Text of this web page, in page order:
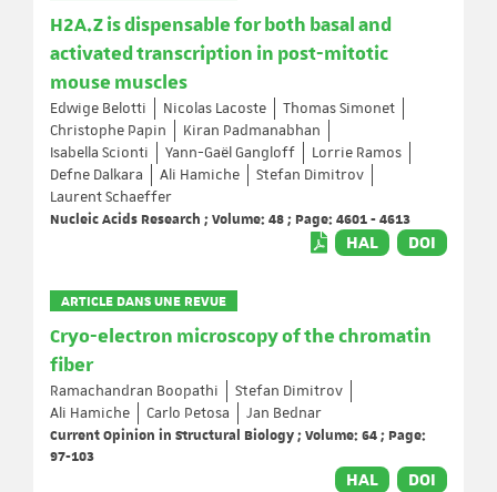
H2A.Z is dispensable for both basal and
activated transcription in post-mitotic
mouse muscles
Edwige Belotti Nicolas Lacoste
Thomas Simonet
Christophe Papin
Kiran Padmanabhan
Isabella Scionti
Yann-Gaël Gangloff
Lorrie Ramos
Defne Dalkara
Ali Hamiche
Stefan Dimitrov
Laurent Schaeffer
Nucleic Acids Research ; Volume: 48 ; Page: 4601 - 4613
HAL DOI
ARTICLE DANS UNE REVUE
Cryo-electron microscopy of the chromatin
fiber
Ramachandran Boopathi
Stefan Dimitrov
Ali Hamiche
Carlo Petosa
Jan Bednar
Current Opinion in Structural Biology ; Volume: 64 ; Page:
97-103
HAL DOI